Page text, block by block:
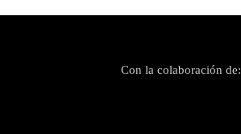
Con la colaboración de: